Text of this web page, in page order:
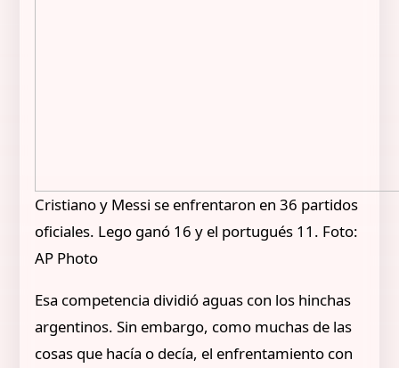
Cristiano y Messi se enfrentaron en 36 partidos
oficiales. Lego ganó 16 y el portugués 11. Foto:
AP Photo
Esa competencia dividió aguas con los hinchas
argentinos. Sin embargo, como muchas de las
cosas que hacía o decía, el enfrentamiento con